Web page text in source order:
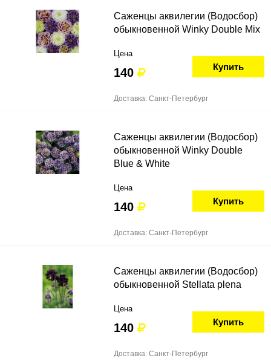
Саженцы аквилегии (Водосбор)
обыкновенной Winky Double Mix
Цена
140 Купить
Доставка: Санкт-Петербург
Саженцы аквилегии (Водосбор)
обыкновенной Winky Double
Blue & White
Цена
140 Купить
Доставка: Санкт-Петербург
Саженцы аквилегии (Водосбор)
обыкновенной Stellata plena
Цена
140 Купить
Доставка: Санкт-Петербург